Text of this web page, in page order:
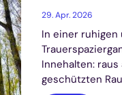
29. Apr. 2026
In einer ruhigen
Innehalten:
geschützten